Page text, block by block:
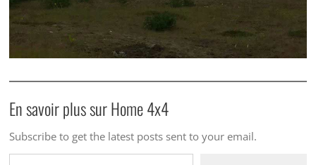
En savoir plus sur Home 4x4
Subscribe to get the latest posts sent to your email.
Saisissez votre adresse e-mail…